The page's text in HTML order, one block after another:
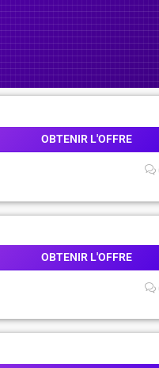
OBTENIR L'OFFRE
OBTENIR L'OFFRE